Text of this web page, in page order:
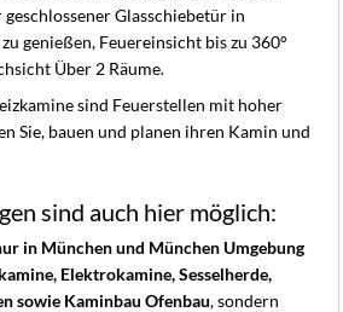
Glasschiebetür in
genießen, Feuereinsicht bis zu 360°
Über 2 Räume.
sind Feuerstellen mit hoher
Sie, bauen und planen ihren Kamin und
sind auch hier möglich:
in München und München Umgebung
Elektrokamine, Sesselherde,
sowie Kaminbau Ofenbau, sondern